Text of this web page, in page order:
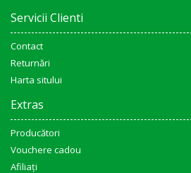
Servicii Clienti
Contact
Returnări
Harta sitului
Extras
Producători
Vouchere cadou
Afiliaţi